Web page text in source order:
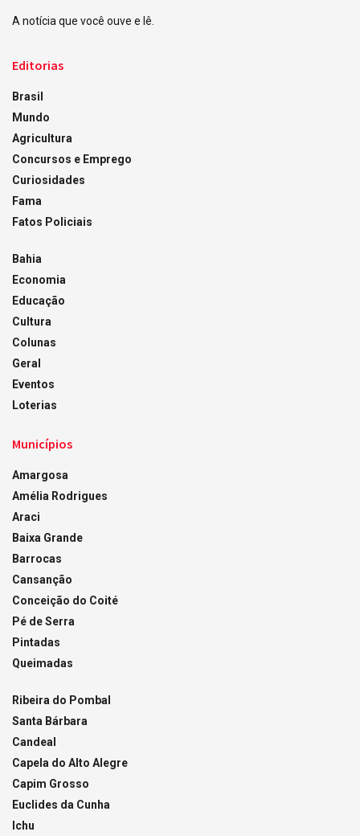
A notícia que você ouve e lê.
Editorias
Brasil
Mundo
Agricultura
Concursos e Emprego
Curiosidades
Fama
Fatos Policiais
Bahia
Economia
Educação
Cultura
Colunas
Geral
Eventos
Loterias
Municípios
Amargosa
Amélia Rodrigues
Araci
Baixa Grande
Barrocas
Cansanção
Conceição do Coité
Pé de Serra
Pintadas
Queimadas
Ribeira do Pombal
Santa Bárbara
Candeal
Capela do Alto Alegre
Capim Grosso
Euclides da Cunha
Ichu